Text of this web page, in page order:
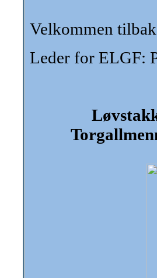
Velkommen
Leder for ELGF: